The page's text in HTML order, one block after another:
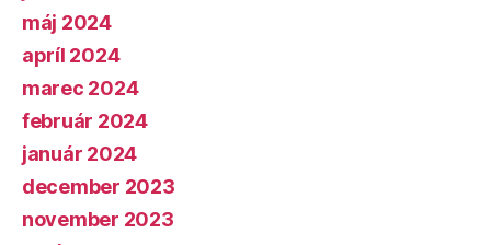
máj 2024
apríl 2024
marec 2024
február 2024
január 2024
december 2023
november 2023